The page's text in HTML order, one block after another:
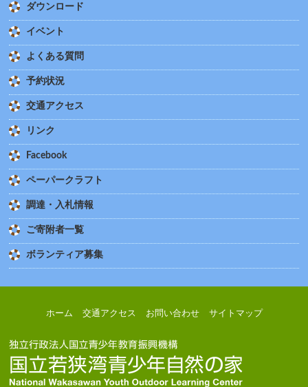
ダウンロード
イベント
よくある質問
予約状況
交通アクセス
リンク
Facebook
ペーパークラフト
調達・入札情報
ご寄附者一覧
ボランティア募集
ホーム 交通アクセス お問い合わせ サイトマップ